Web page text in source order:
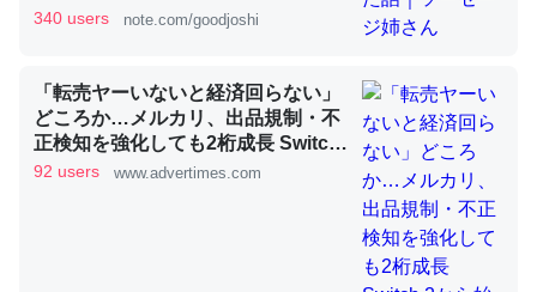
─ニュース :: 【研究発表】昆虫学の大問題＝「昆虫はなぜ海にいな
これを元に考えるとカルシウムを大量に使う脊椎動物と貝
類は苦労してるんだな…。腹足類だと殻を無くしてナメク
340 users note.com/goodjoshi
「転売ヤーいないと経済回らない」
どころか…メルカリ、出品規制・不
正検知を強化しても2桁成長 Switch
2から始まり、「ちいかわ」で極ま
92 users www.advertimes.com